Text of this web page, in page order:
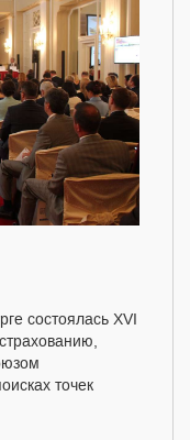
состоялась XVI
точек